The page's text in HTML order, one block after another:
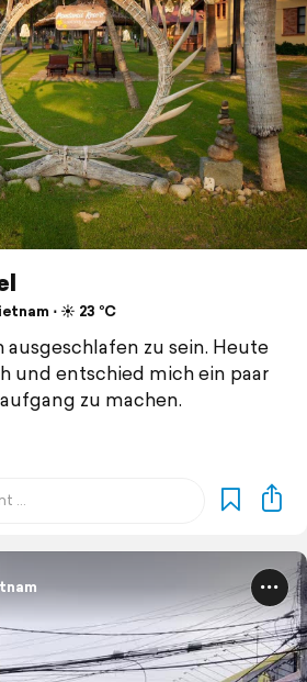
⋅ ☀️ 23 °C
zu sein. Heute
und entschied mich ein paar
zu machen.